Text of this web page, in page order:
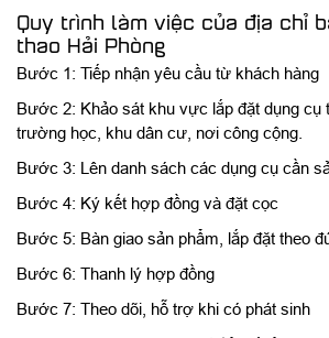
Quy trình làm việc của địa chỉ
thao Hải Phòng
Bước 1: Tiếp nhận yêu cầu từ khách hàng
Bước 2: Khảo sát khu vực lắp đặt dụng cụ
trường học, khu dân cư, nơi công cộng.
Bước 3: Lên danh sách các dụng cụ cần
Bước 4: Ký kết hợp đồng và đặt cọc
Bước 5: Bàn giao sản phẩm, lắp đặt theo
Bước 6: Thanh lý hợp đồng
Bước 7: Theo dõi, hỗ trợ khi có phát sinh